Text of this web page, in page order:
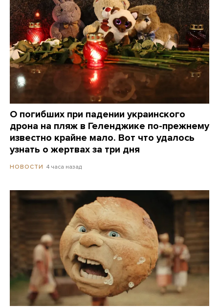
О погибших при падении украинского
дрона на пляж в Геленджике по-прежнему
известно крайне мало. Вот что удалось
узнать о жертвах за три дня
НОВОСТИ 4 часа назад